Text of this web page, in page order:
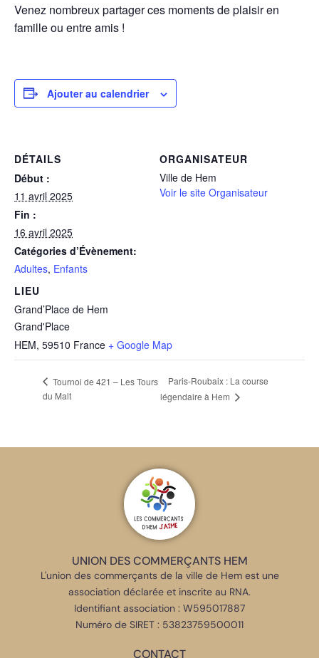
Venez nombreux partager ces moments de plaisir en
famille ou entre amis !
Ajouter au calendrier
DÉTAILS
Début :
11 avril 2025
Fin :
16 avril 2025
Catégories d’Évènement:
Adultes, Enfants
LIEU
Grand’Place de Hem
Grand'Place
HEM, 59510 France + Google Map
ORGANISATEUR
Ville de Hem
Voir le site Organisateur
Tournoi de 421 – Les Tours
du Malt
Paris-Roubaix : La course
légendaire à Hem
UNION DES COMMERÇANTS HEM
L'union des commerçants de la ville de Hem est une
association déclarée et inscrite au RNA.
Identifiant association : W595017887
Numéro de SIRET : 53823759500011
CONTACT